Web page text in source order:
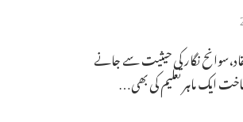
نگار کی حیثیت سے جانے
ایک ماہر تعلیم کی بھی…